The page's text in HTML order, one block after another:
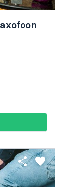
share favorite